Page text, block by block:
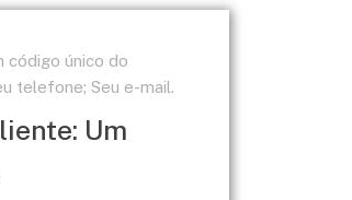
código único do
telefone; Seu e-mail.
Um